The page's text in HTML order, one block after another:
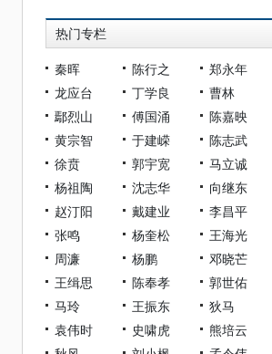
热门专栏
秦晖 陈行之
郑永年
龙应台
丁学良
曹林
鄢烈山
傅国涌
陈嘉映
黄宗智
于建嵘
陈志武
徐贲
郭宇宽
马立诚
杨祖陶
沈志华
向继东
赵汀阳
戴建业
李昌平
张鸣
杨奎松
王海光
周濂
杨鹏
邓晓芒
王缉思
陈奉孝
郭世佑
马玲
王振东
狄马
袁伟时
史啸虎
熊培云